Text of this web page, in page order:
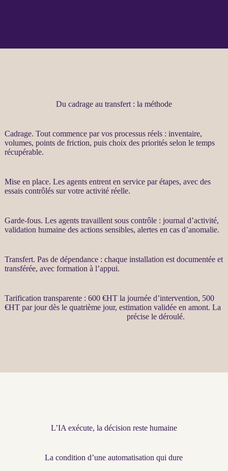
Du cadrage au transfert : la méthode
Cadrage. Tout commence par vos processusréels : inventaire,
volumes, points de friction, puis choix des priorités selon le temps
récupérable.
Mise en place. Les agentsentrent en service par étapes, avec des
essais contrôlés sur votre activité réelle.
Garde-fous. Les agentstravaillent sous contrôle : journal d’activité,
validation humaine des actions sensibles, alertesen cas d’anomalie.
Transfert. Pas de dépendance : chaque installation est documentée et
transférée, avec formation à l’appui.
Tarification transparente : 600 €HTla journée d’intervention, 500
€HTpar jour dès le quatrième jour, estimation validée en amont. La
précise le déroulé.
L’IA exécute, la décision reste humaine
La condition d’une automatisation qui dure